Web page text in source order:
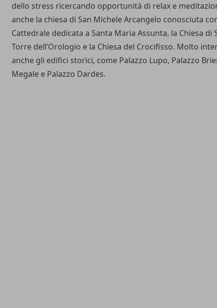
dello stress ricercando opportunità di relax e
anche la chiesa di San Michele Arcangelo conosciuta
Cattedrale dedicata a Santa Maria Assunta, la Chiesa di
Torre dell’Orologio e la Chiesa del Crocifisso. Molto
anche gli edifici storici, come Palazzo Lupo, Palazzo
Megale e Palazzo Dardes.